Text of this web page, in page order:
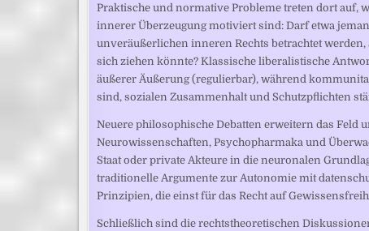
Praktische und normative Probleme treten dort auf,
innerer Überzeugung motiviert sind: Darf etwa
unveräußerlichen inneren Rechts betrachtet
sich ziehen könnte? Klassische liberalistische
äußerer Äußerung (regulierbar), während
sind, sozialen Zusammenhalt und Schutzpflichten
Neuere philosophische Debatten erweitern das Feld
Neurowissenschaften, Psychopharmaka und
Staat oder private Akteure in die neuronalen
traditionelle Argumente zur Autonomie mit
Prinzipien, die einst für das Recht auf
Schließlich sind die rechtstheoretischen